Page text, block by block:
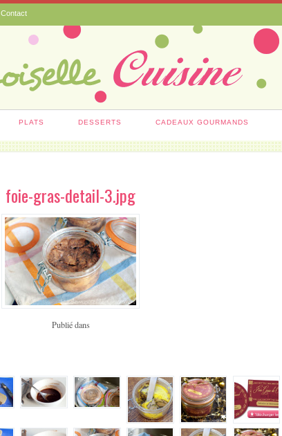
Contact
PLATS DESSERTS CADEAUX GOURMANDS
foie-gras-detail-3.jpg
Publié dans